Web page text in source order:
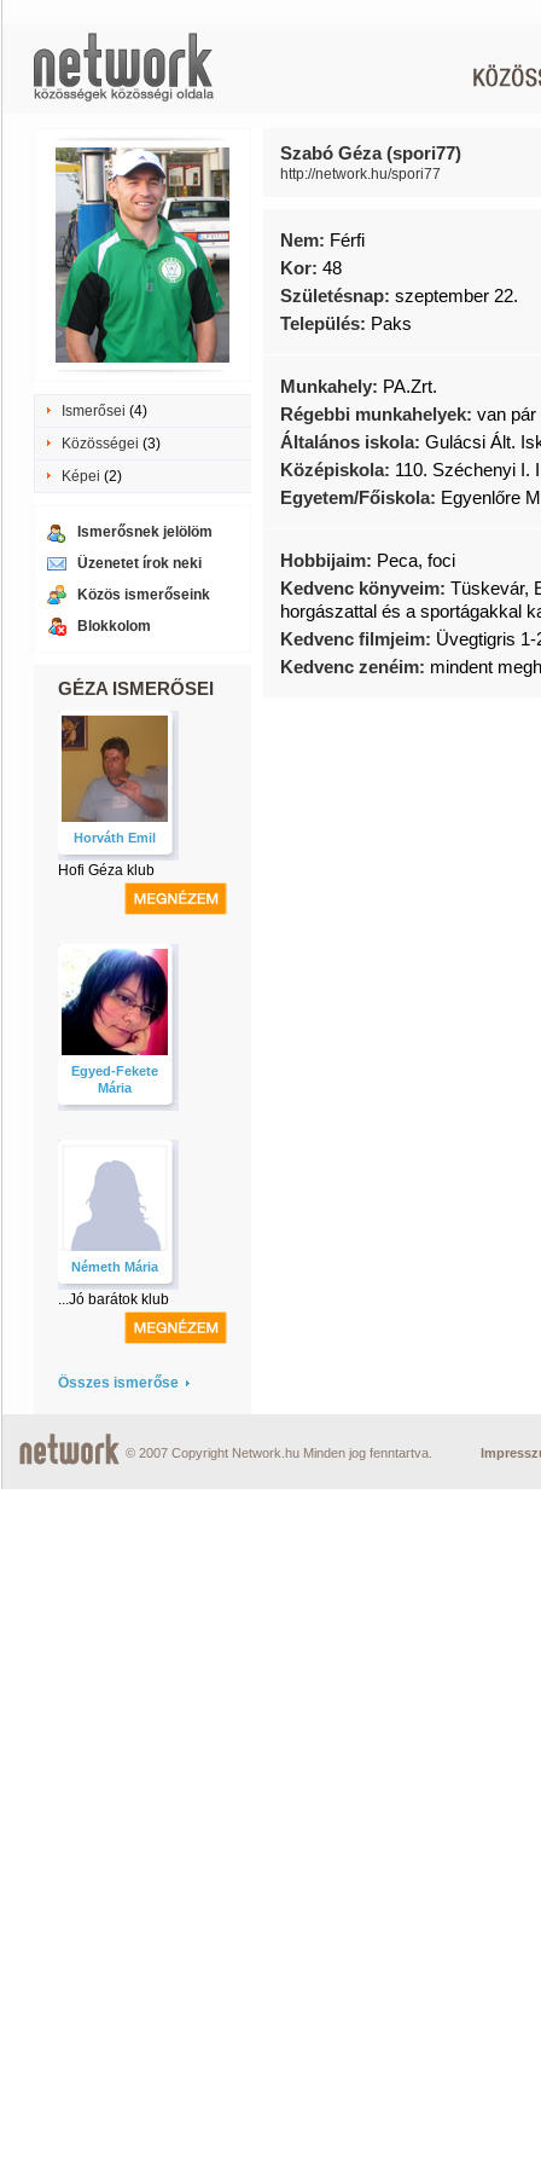
Ismerősei (4)
Közösségei (3)
Képei (2)
Ismerősnek jelölöm
Üzenetet írok neki
Közös ismerőseink
Blokkolom
GÉZA ISMERŐSEI
Horváth Emil
Hofi Géza klub
Egyed-Fekete
Mária
Németh Mária
...Jó barátok klub
Összes ismerőse
Szabó Géza (spori77)
http://network.hu/spori77
Nem: Férfi
Kor: 48
Születésnap: szeptember 22.
Település: Paks
Munkahely: PA.Zrt.
Régebbi munkahelyek: van pár
Általános iskola: Gulácsi Ált.
Középiskola: 110. Széchenyi I.
Egyetem/Főiskola: Egyenlőre
Hobbijaim: Peca, foci
Kedvenc könyveim: Tüskevár,
horgászattal és a sportágakkal
Kedvenc filmjeim: Üvegtigris
Kedvenc zenéim: mindent
© 2007 Copyright Network.hu Minden jog fenntartva.